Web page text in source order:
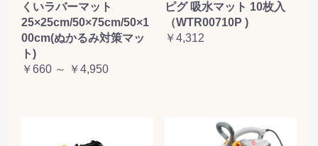
くいラバーマット
25×25cm/50×75cm/50×1
00cm(ぬかるみ対策マッ
ト)
￥660 ～ ￥4,950
ピグ 吸水マット 10枚入
（WTR00710P )
￥4,312